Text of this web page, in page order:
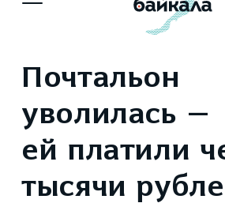
Почтальон
уволилась —
ей платили
тысячи